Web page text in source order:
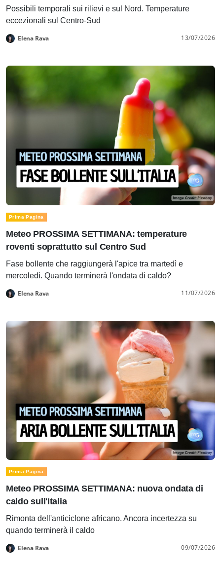
Possibili temporali sui rilievi e sul Nord. Temperature
eccezionali sul Centro-Sud
Elena Rava 13/07/2026
Prima Pagina
Meteo PROSSIMA SETTIMANA: temperature
roventi soprattutto sul Centro Sud
Fase bollente che raggiungerà l'apice tra martedì e
mercoledì. Quando terminerà l'ondata di caldo?
Elena Rava 11/07/2026
Prima Pagina
Meteo PROSSIMA SETTIMANA: nuova ondata di
caldo sull'Italia
Rimonta dell'anticiclone africano. Ancora incertezza su
quando terminerà il caldo
Elena Rava 09/07/2026